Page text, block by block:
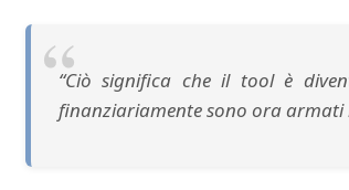
“Ciò significa che il tool è
finanziariamente sono ora armati